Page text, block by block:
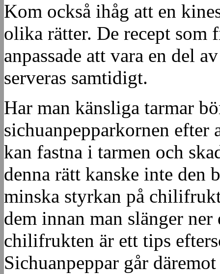
Kom också ihåg att en
olika rätter. De recept som
anpassade att vara en del
serveras samtidigt.
Har man känsliga tarmar
sichuanpepparkornen efter
kan fastna i tarmen och
denna rätt kanske inte den
minska styrkan på
dem innan man slänger
chilifrukten är ett tips
Sichuanpeppar går